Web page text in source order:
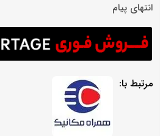
انتهای پیام
مرتبط با: